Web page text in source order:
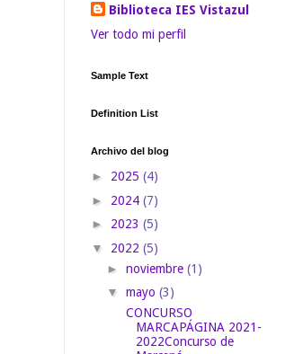
Biblioteca IES Vistazul
Ver todo mi perfil
Sample Text
Definition List
Archivo del blog
► 2025 (4)
► 2024 (7)
► 2023 (5)
▼ 2022 (5)
► noviembre (1)
▼ mayo (3)
CONCURSO
MARCAPÁGINA 2021-
2022Concurso de